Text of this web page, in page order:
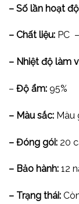
– Số lần hoạt
– Chất liệu: PC
– Nhiệt độ làm
– Độ ẩm: 95%
– Màu sắc: Màu
– Đóng gói: 20
– Bảo hành: 12
– Trạng thái: